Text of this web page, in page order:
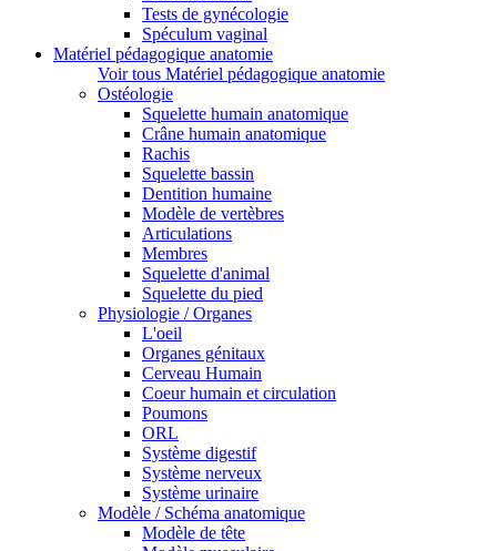
Tests de gynécologie
Spéculum vaginal
Matériel pédagogique anatomie
Voir tous Matériel pédagogique anatomie
Ostéologie
Squelette humain anatomique
Crâne humain anatomique
Rachis
Squelette bassin
Dentition humaine
Modèle de vertèbres
Articulations
Membres
Squelette d'animal
Squelette du pied
Physiologie / Organes
L'oeil
Organes génitaux
Cerveau Humain
Coeur humain et circulation
Poumons
ORL
Système digestif
Système nerveux
Système urinaire
Modèle / Schéma anatomique
Modèle de tête